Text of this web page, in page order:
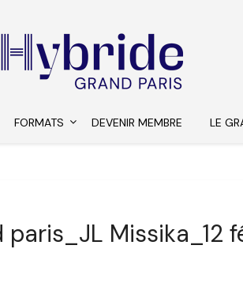
FORMATS DEVENIR MEMBRE LE
Missika_12